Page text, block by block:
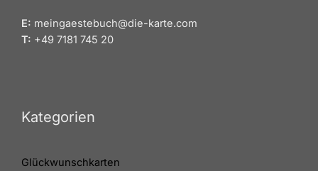
E: meingaestebuch@die-karte.com
T: +49 7181 745 20
Kategorien
Glückwunschkarten